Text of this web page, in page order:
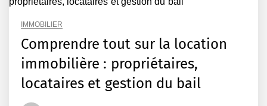
IMMOBILIER
Comprendre tout sur la location
immobilière : propriétaires,
locataires et gestion du bail